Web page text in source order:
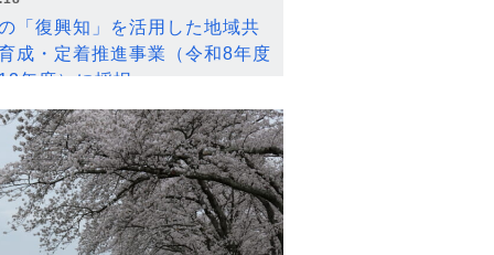
「復興知」を活用した地域共
成・定着推進事業（令和8年度
年度）に採択